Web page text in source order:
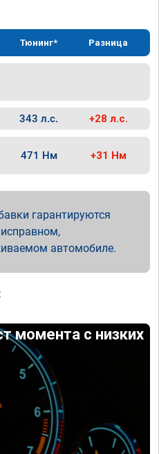
Тюнинг* Разница
343 л.с. +28 л.с.
471 Нм +31 Нм
гарантируются
автомобиле.
момента с низких